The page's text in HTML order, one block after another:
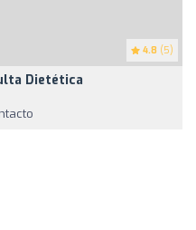
4.8 (5)
Dietética